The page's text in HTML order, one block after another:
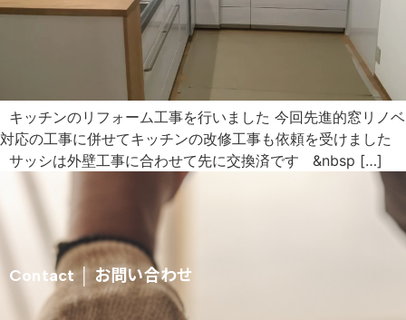
キッチンのリフォーム工事を行いました 今回先進的窓リノベ
対応の工事に併せてキッチンの改修工事も依頼を受けました
サッシは外壁工事に合わせて先に交換済です &nbsp […]
Contact │ お問い合わせ